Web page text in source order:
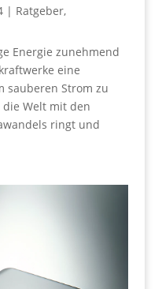
| Ratgeber,
Energie zunehmend
eine
sauberen Strom zu
die Welt mit den
ringt und